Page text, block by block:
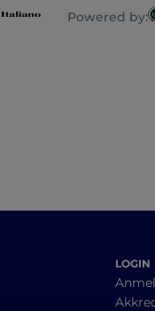
Powered by:
LOGIN